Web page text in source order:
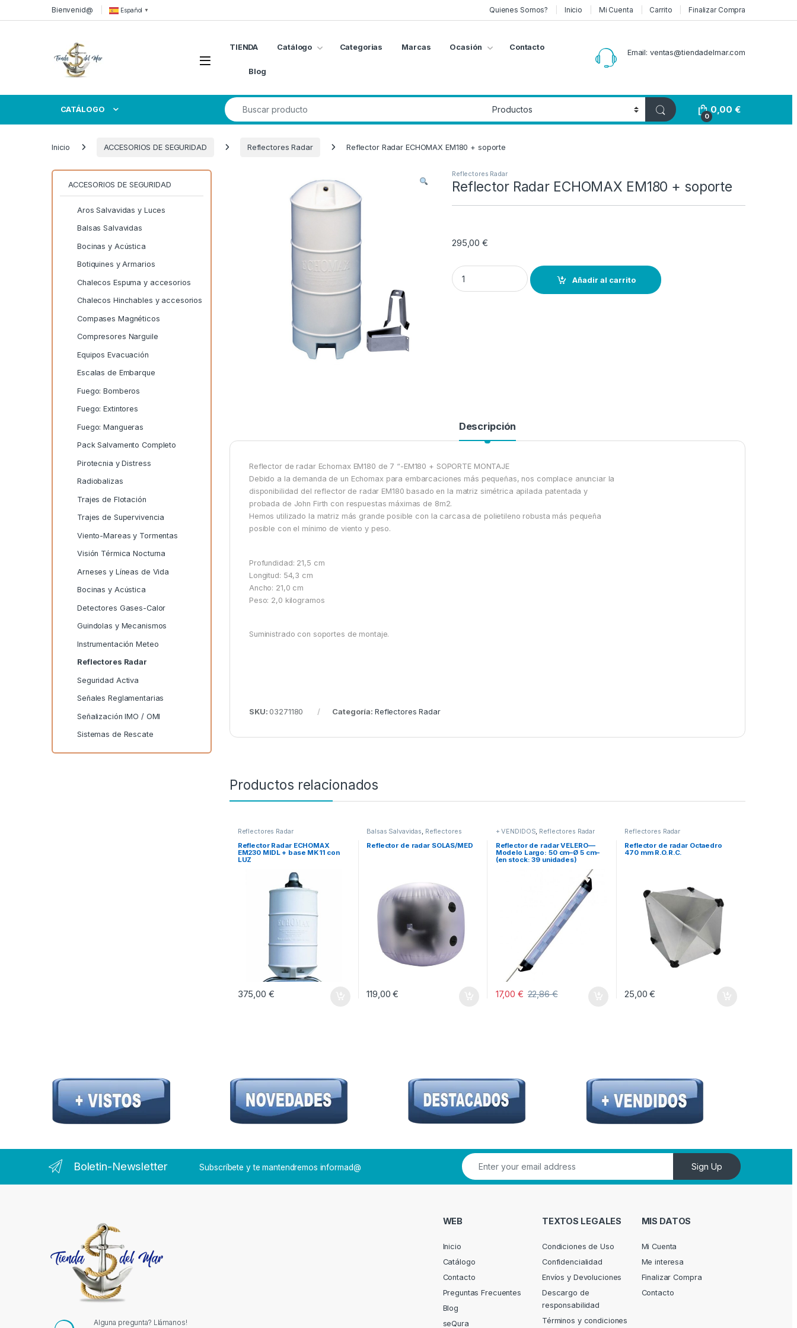
Skip to navigation
Skip to contentBienvenid@ Español ▼ Quienes Somos? Inicio Mi Cuenta Carrito Finalizar Compra
Open
TIENDA Catálogo Categorias Marcas Ocasión Contacto
Blog
Email: ventas@tiendadelmar.com
CATÁLOGO
Search for:
0
0,00€
Inicio ACCESORIOS DE SEGURIDAD Reflectores Radar Reflector Radar ECHOMAX EM180 + soporte
Reflectores Radar
Reflector Radar ECHOMAX EM180 + soporte
295,00€
Reflector Radar ECHOMAX EM180 + soporte quantity
Añadir al carrito
Descripción
Reflector de radar Echomax EM180 de 7 “-EM180 + SOPORTE MONTAJE
Debido a la demanda de un Echomax para embarcaciones más pequeñas, nos complace anunciar la
disponibilidad del reflector de radar EM180 basado en la matriz simétrica apilada patentada y
probada de John Firth con respuestas máximas de 8m2.
Hemos utilizado la matriz más grande posible con la carcasa de polietileno robusta más pequeña
posible con el mínimo de viento y peso.
Profundidad: 21,5 cm
Longitud: 54,3 cm
Ancho: 21,0 cm
Peso: 2,0 kilogramos
Suministrado con soportes de montaje.
SKU: 03271180 Categoría: Reflectores Radar
Productos relacionados
Reflectores Radar
Reflector Radar ECHOMAX
EM230 MIDL + base MK11 con
LUZ
375,00 €
Balsas Salvavidas, Reflectores
Reflector de radar SOLAS/MED
119,00€
+ VENDIDOS, Reflectores Radar
Reflector de radar VELERO—
Modelo Largo: 50 cm–Ø 5 cm–
(en stock: 39 unidades)
17,00 € 22,86€
Reflectores Radar
Reflector de radar Octaedro
470 mm R.O.R.C.
25,00€
ACCESORIOS DE SEGURIDAD
Aros Salvavidas y Luces
Balsas Salvavidas
Bocinas y Acústica
Botiquines y Armarios
Chalecos Espuma y accesorios
Chalecos Hinchables y accesorios
Compases Magnéticos
Compresores Narguile
Equipos Evacuación
Escalas de Embarque
Fuego: Bomberos
Fuego: Extintores
Fuego: Mangueras
Pack Salvamento Completo
Pirotecnia y Distress
Radiobalizas
Trajes de Flotación
Trajes de Supervivencia
Viento-Mareas y Tormentas
Visión Térmica Nocturna
Arneses y Líneas de Vida
Bocinas y Acústica
Detectores Gases-Calor
Guindolas y Mecanismos
Instrumentación Meteo
Reflectores Radar
Seguridad Activa
Señales Reglamentarias
Señalización IMO / OMI
Sistemas de Rescate
Boletin-Newsletter Subscríbete y te mantendremos informad@ Sign Up
Alguna pregunta? Llámanos!
WEB
Inicio
Catálogo
Contacto
Preguntas Frecuentes
Blog
seQura
TEXTOS LEGALES
Condiciones de Uso
Confidencialidad
Envíos y Devoluciones
Descargo de
responsabilidad
Términos y condiciones
MIS DATOS
Mi Cuenta
Me interesa
Finalizar Compra
Contacto